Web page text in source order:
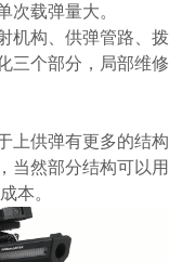
次载弹量大。
机构、供弹管路、拨
三个部分，局部维修
上供弹有更多的结构
当然部分结构可以用
本。